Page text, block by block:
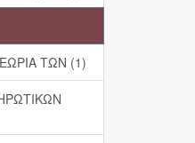
ΤΩΝ (1)